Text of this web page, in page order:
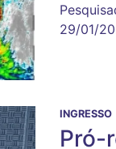
29/01/
INGRESSO
Pró-